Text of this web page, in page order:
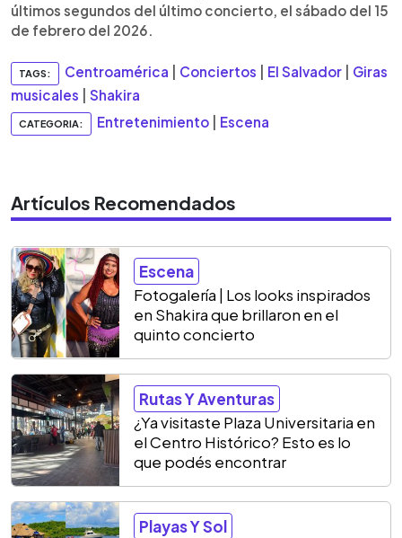
últimos segundos del último concierto, el sábado del 15
de febrero del 2026.
TAGS: Centroamérica Conciertos El Salvador
Giras
musicales
Shakira
CATEGORIA: Entretenimiento Escena
Artículos Recomendados
Escena
Fotogalería | Los looks inspirados
en Shakira que brillaron en el
quinto concierto
Rutas Y Aventuras
¿Ya visitaste Plaza Universitaria en
el Centro Histórico? Esto es lo
que podés encontrar
Playas Y Sol